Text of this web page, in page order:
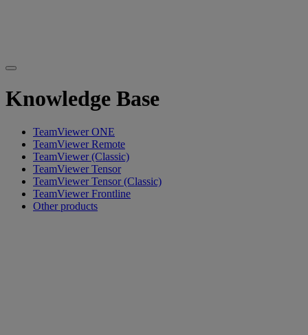
Knowledge Base
TeamViewer ONE
TeamViewer Remote
TeamViewer (Classic)
TeamViewer Tensor
TeamViewer Tensor (Classic)
TeamViewer Frontline
Other products